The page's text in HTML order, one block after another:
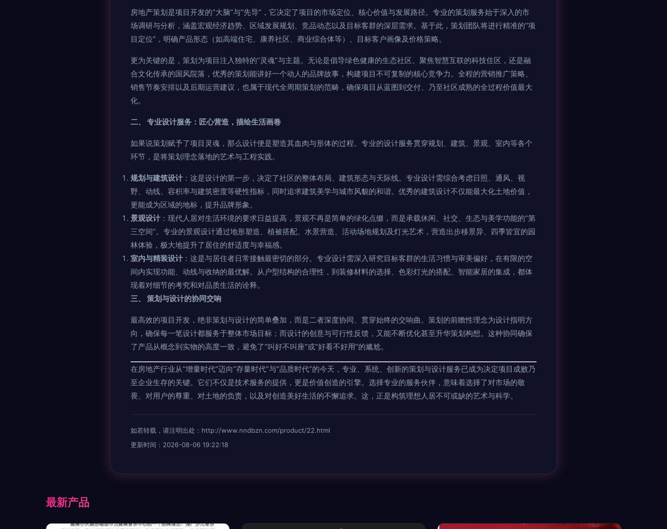
房地产策划是项目开发的“大脑”与“先导”，它决定了项目的市场定位、核心价值与发展路径。专业的策划服务始于深入的市
场调研与分析，涵盖宏观经济趋势、区域发展规划、竞品动态以及目标客群的深层需求。基于此，策划团队将进行精准的“项
目定位”，明确产品形态（如高端住宅、康养社区、商业综合体等）、目标客户画像及价格策略。
更为关键的是，策划为项目注入独特的“灵魂”与主题。无论是倡导绿色健康的生态社区、聚焦智慧互联的科技住区，还是融
合文化传承的国风院落，优秀的策划能讲好一个动人的品牌故事，构建项目不可复制的核心竞争力。全程的营销推广策略、
销售节奏安排以及后期运营建议，也属于现代全周期策划的范畴，确保项目从蓝图到交付、乃至社区成熟的全过程价值最大
化。
二、 专业设计服务：匠心营造，描绘生活画卷
如果说策划赋予了项目灵魂，那么设计便是塑造其血肉与形体的过程。专业的设计服务贯穿规划、建筑、景观、室内等各个
环节，是将策划理念落地的艺术与工程实践。
规划与建筑设计 ：这是设计的第一步，决定了社区的整体布局、建筑形态与天际线。专业设计需综合考虑日照、通风、视
野、动线、容积率与建筑密度等硬性指标，同时追求建筑美学与城市风貌的和谐。优秀的建筑设计不仅能最大化土地价值，
更能成为区域的地标，提升品牌形象。
景观设计 ：现代人居对生活环境的要求日益提高，景观不再是简单的绿化点缀，而是承载休闲、社交、生态与美学功能的“第
三空间”。专业的景观设计通过地形塑造、植被搭配、水景营造、活动场地规划及灯光艺术，营造出步移景异、四季皆宜的园
林体验，极大地提升了居住的舒适度与幸福感。
室内与精装设计 ：这是与居住者日常接触最密切的部分。专业设计需深入研究目标客群的生活习惯与审美偏好，在有限的空
间内实现功能、动线与收纳的最优解。从户型结构的合理性，到装修材料的选择、色彩灯光的搭配、智能家居的集成，都体
现着对细节的考究和对品质生活的诠释。
三、 策划与设计的协同交响
最高效的项目开发，绝非策划与设计的简单叠加，而是二者深度协同、贯穿始终的交响曲。策划的前瞻性理念为设计指明方
向，确保每一笔设计都服务于整体市场目标；而设计的创意与可行性反馈，又能不断优化甚至升华策划构想。这种协同确保
了产品从概念到实物的高度一致，避免了“叫好不叫座”或“好看不好用”的尴尬。
在房地产行业从“增量时代”迈向“存量时代”与“品质时代”的今天，专业、系统、创新的策划与设计服务已成为决定项目成败乃
至企业生存的关键。它们不仅是技术服务的提供，更是价值创造的引擎。选择专业的服务伙伴，意味着选择了对市场的敬
畏、对用户的尊重、对土地的负责，以及对创造美好生活的不懈追求。这，正是构筑理想人居不可或缺的艺术与科学。
如若转载，请注明出处：http://www.nndbzn.com/product/22.html
更新时间：2026-08-06 19:22:18
最新产品